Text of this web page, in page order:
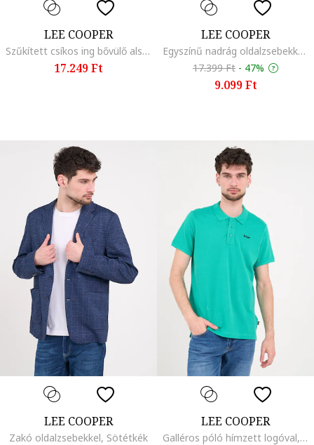
LEE COOPER
Szűkített csíkos ing bővülő alsó szegéllyel, Fehér/Kék
17.249 Ft
LEE COOPER
Egyszínű nadrág oldalzsebekkel, Pezsgőbézs
17.399 Ft - 47%
9.099 Ft
LEE COOPER
Zakó oldalzsebekkel, Sötétkék
LEE COOPER
Galléros póló hímzett logóval, Türkizzöld